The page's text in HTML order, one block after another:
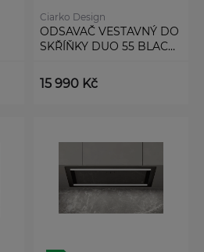
Ciarko Design
ODSAVAČ VESTAVNÝ DO
SKŘÍŇKY DUO 55 BLACK
15 990 Kč